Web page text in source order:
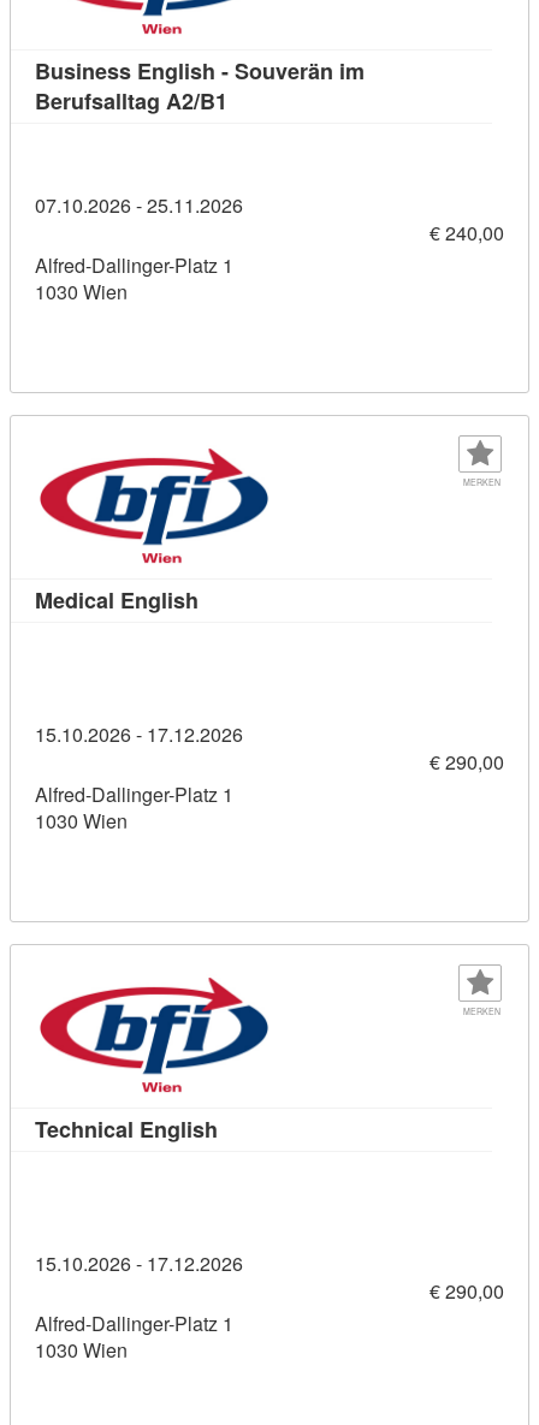
Business English - Souverän im
Berufsalltag A2/B1
07.10.2026 - 25.11.2026
€ 240,00
Alfred-Dallinger-Platz 1
1030 Wien
MERKEN
Medical English
15.10.2026 - 17.12.2026
€ 290,00
Alfred-Dallinger-Platz 1
1030 Wien
MERKEN
Technical English
15.10.2026 - 17.12.2026
€ 290,00
Alfred-Dallinger-Platz 1
1030 Wien